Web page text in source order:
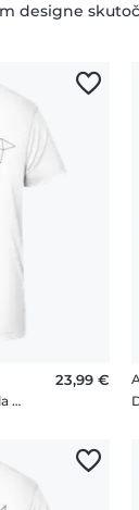
designe
Detské bio tričko Stanley Stella 2.0
23,99 €